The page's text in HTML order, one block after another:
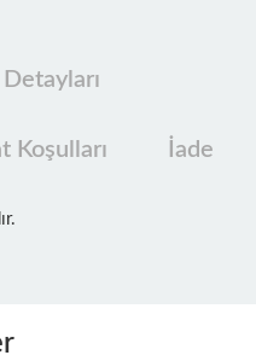
Koşulları İade